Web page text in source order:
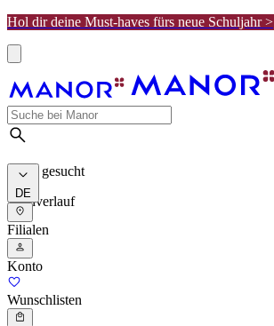
Hol dir deine Must-haves fürs neue Schuljahr >
Meist gesucht
Suchverlauf
DE
Filialen
Konto
Wunschlisten